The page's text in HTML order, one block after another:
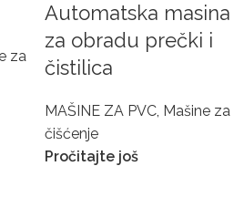
za
Automatska masina
za obradu prečki i
čistilica
MAŠINE ZA PVC, Mašine za
čišćenje
Pročitajte još